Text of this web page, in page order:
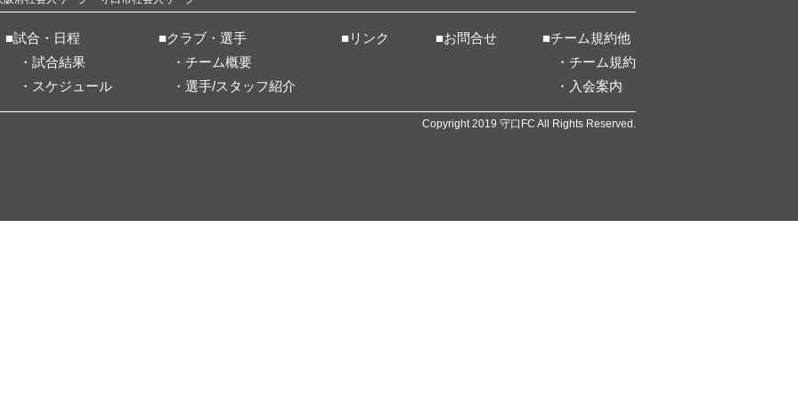
■試合・日程
・試合結果
・スケジュール
■クラブ・選手
・チーム概要
・選手/スタッフ紹介
■リンク ■お問合せ
■チーム規約他
・チーム規約
・入会案内
Copyright 2019 守口FC All Rights Reserved.